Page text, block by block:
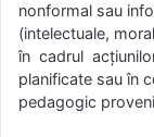
nonformal sau
(intelectuale,
în cadrul
planificate sau în
pedagogic